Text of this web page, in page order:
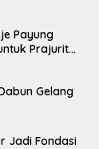
Payung
Prajurit
Gelang
Jadi Fondasi